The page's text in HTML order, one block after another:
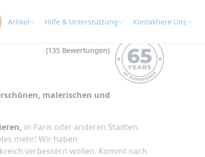
Artikel Hilfe & Unterstützung Kontaktiere Uns
★★★★★4.9
(135 Bewertungen)
malerischen und
in Paris oder anderen Städten.
mehr! Wir haben
verbessern wollen. Kommt nach